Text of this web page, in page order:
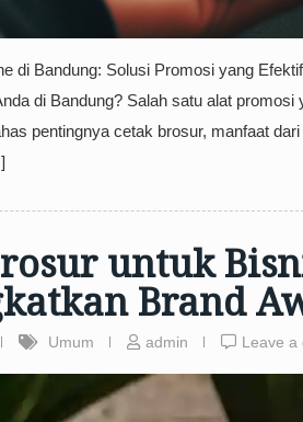
di Bandung: Solusi Promosi yang
di Bandung? Salah satu alat
pentingnya cetak brosur, manfaat
untuk
Brand
Umum admin Leave a